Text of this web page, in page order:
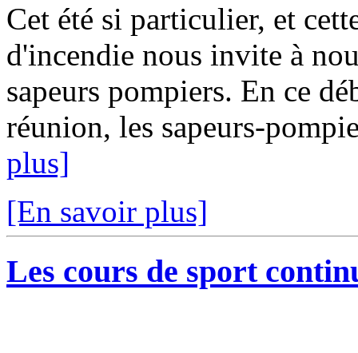
Cet été si particulier, et
d'incendie nous invite à
sapeurs pompiers. En ce
réunion, les sapeurs-
plus]
[En savoir plus]
Les cours de sport